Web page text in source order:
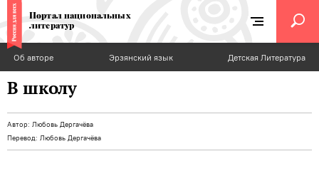
Портал национальных
литератур
Об авторе Эрзянский язык Детская Литература
В школу
Автор: Любовь Дергачёва
Перевод: Любовь Дергачёва